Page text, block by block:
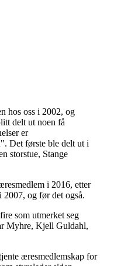
hos oss i 2002, og
delt ut noen få
er
Det første ble delt ut i
storstue, Stange
i 2016, etter
2007, og før det også.
som utmerket seg
Myhre, Kjell Guldahl,
æresmedlemskap for